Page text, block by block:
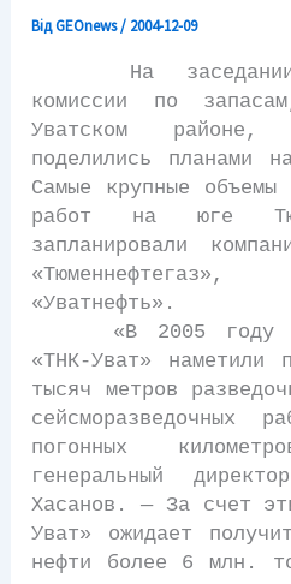
ВідGEOnews/ 2004-12-09
На заседании
комиссии по
Уватском районе,
поделились планами
Самые крупные объемы
работ на юге
запланировали
«Тюменнефтегаз»,
«Уватнефть».
«В 2005 году
«ТНК-Уват» наметили
тысяч метров
сейсморазведочных
погонных
генеральный
Хасанов. — За счет
Уват» ожидает
нефти более 6 млн.